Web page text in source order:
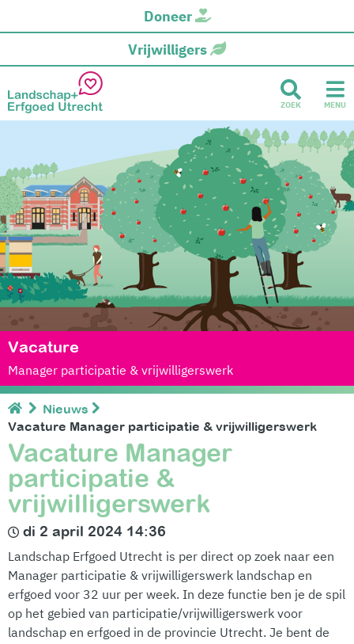
Doneer
Vrijwilligers
ZOEK MENU
Vacature
Manager participatie & vrijwilligerswerk
Nieuws
Vacature Manager participatie & vrijwilligerswerk
Vacature Manager
participatie &
vrijwilligerswerk
di 2 april 2024 14:36
Landschap Erfgoed Utrecht is per direct op zoek naar een
Manager participatie & vrijwilligerswerk landschap en
erfgoed voor 32 uur per week. In deze functie ben je de spil
op het gebied van participatie/vrijwilligerswerk voor
landschap en erfgoed in de provincie Utrecht. Je bent de